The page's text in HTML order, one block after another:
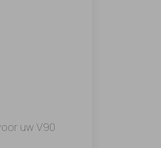
uw V90